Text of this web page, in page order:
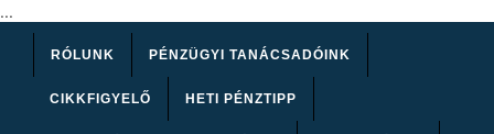
...
RÓLUNK PÉNZÜGYI TANÁCSADÓINK
CIKKFIGYELŐ HETI PÉNZTIPP